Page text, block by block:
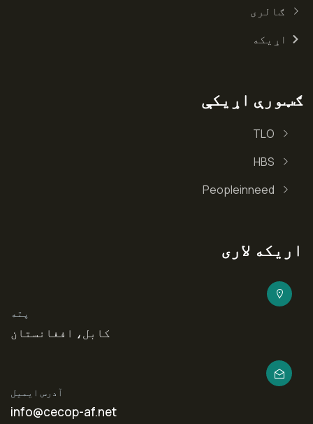
ګالری
اړیکه
ګټورې اړیکې
TLO
HBS
Peopleinneed
اریکه لاری
پته
کابل، افغانستان
آدرس ایمیل
info@cecop-af.net